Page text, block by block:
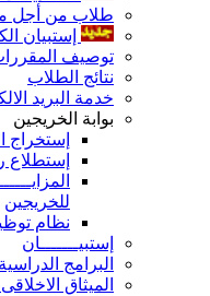
طلاب من أجل
إستبيان
توصيف
نتائج الطلاب
خدمة البريد
بوابة الخريجين
إستخراج
إستطلاع
للخريجين
نظام
إستبيـــــــان
البرامج
الميثاق